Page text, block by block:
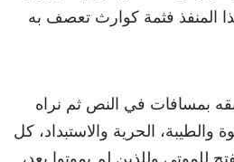
المنفذ فثمة كوارث تعصف به
بمسافات في النص ثم نراه
والطيبة، الحرية والاستبداد، كل
للموتى وللذين لم يموتوا بعد،